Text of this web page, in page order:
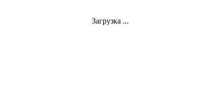
Загрузка ...